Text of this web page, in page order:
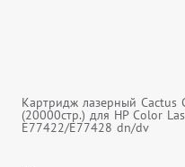
Картридж лазерный Cactus
(20000стр.) для HP Color
E77422/E77428 dn/dv